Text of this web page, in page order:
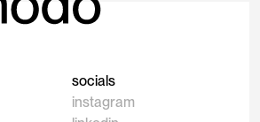
socials
instagram